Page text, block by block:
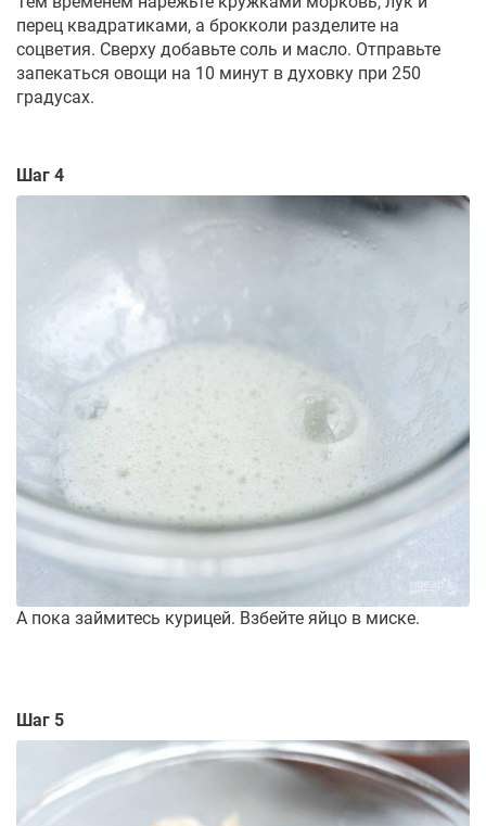
перец квадратиками, а брокколи разделите на
соцветия. Сверху добавьте соль и масло. Отправьте
запекаться овощи на 10 минут в духовку при 250
градусах.
Шаг 4
А пока займитесь курицей. Взбейте яйцо в миске.
Шаг 5